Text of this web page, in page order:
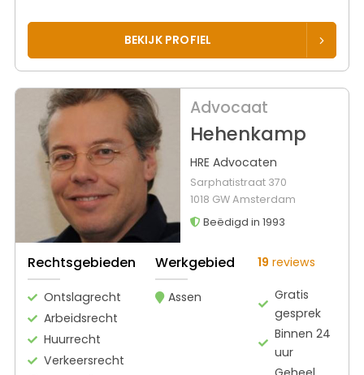
BEKIJK PROFIEL
Advocaat
Hehenkamp
HRE Advocaten
Sarphatistraat 370
1018 GW Amsterdam
Beëdigd in 1993
Rechtsgebieden
Ontslagrecht
Arbeidsrecht
Huurrecht
Verkeersrecht
Werkgebied
Assen
19 reviews
Gratis
gesprek
Binnen 24
uur